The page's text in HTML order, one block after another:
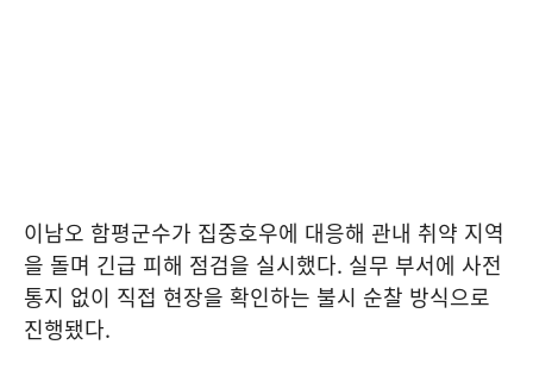
이남오 함평군수가 집중호우에 대응해 관내 취약 지역
을 돌며 긴급 피해 점검을 실시했다. 실무 부서에 사전
통지 없이 직접 현장을 확인하는 불시 순찰 방식으로
진행됐다.